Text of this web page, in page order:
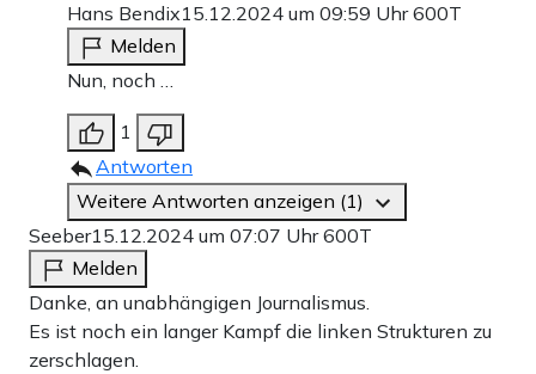
Hans Bendix15.12.2024 um 09:59 Uhr600T
Melden
Nun, noch …
1
Antworten
Weitere Antworten anzeigen (1)
Seeber15.12.2024 um 07:07 Uhr600T
Melden
Danke, an unabhängigen Journalismus.
Es ist noch ein langer Kampf die linken Strukturen zu
zerschlagen.